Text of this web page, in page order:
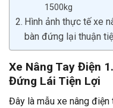
1500kg
Hình ảnh thực tế xe
bàn đứng lại thuận
Xe Nâng Tay Điện
Đứng Lái Tiện Lợi
Đây là mẫu xe nâng